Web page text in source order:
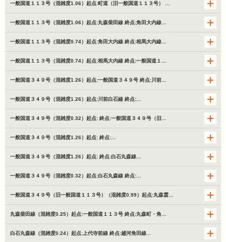
一般国道１１３号（混雑度1.06）起点:町道（旧一般国道１１３号） …
一般国道１１３号（混雑度1.06）起点:丸森柴田線 終点:角田大内線…
一般国道１１３号（混雑度0.74）起点:角田大内線 終点:相馬大内線…
一般国道１１３号（混雑度0.74）起点:相馬大内線 終点:一般国道１…
一般国道３４９号（混雑度1.26）起点:一般国道３４９号 終点:川前…
一般国道３４９号（混雑度1.26）起点:川前白石線 終点:…
一般国道３４９号（混雑度0.32）起点: 終点:一般国道３４９号（旧…
一般国道３４９号（混雑度1.26）起点: 終点:…
一般国道３４９号（混雑度1.26）起点: 終点:白石丸森線…
一般国道３４９号（混雑度0.32）起点:白石丸森線 終点:…
一般国道３４９号（旧一般国道１１３号）（混雑度0.99）起点:丸森霊…
丸森柴田線（混雑度0.25）起点:一般国道１１３号 終点:丸森町・角…
白石丸森線（混雑度0.24）起点:上代寺前線 終点:越河角田線…